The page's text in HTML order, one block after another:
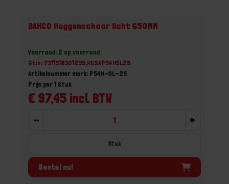
BAHCO Heggenschaar licht 650MM
Voorraad: 2 op voorraad
Gtin: 7311518301255,HGSAP54HSL25
Artikelnummer merk: P54H-SL-25
€ 97,45 incl. BTW
Prijs per 1 Stuk
- +
Stuk
Bestel nu!